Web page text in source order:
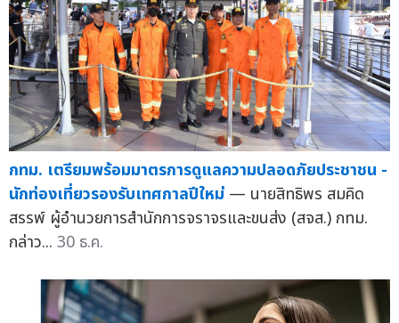
กทม. เตรียมพร้อมมาตรการดูแลความปลอดภัยประชาชน -
นักท่องเที่ยวรองรับเทศกาลปีใหม่ — นายสิทธิพร สมคิด
สรรพ์ ผู้อำนวยการสำนักการจราจรและขนส่ง (สจส.) กทม.
กล่าว... 30 ธ.ค.